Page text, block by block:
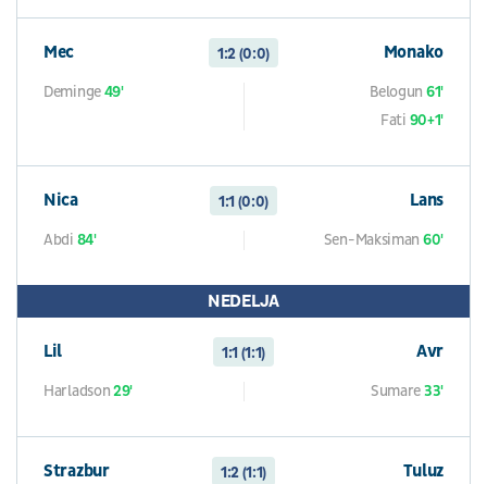
Mec 1:2 (0:0) Monako
Deminge49' Belogun 61'
Fati 90+1'
Nica 1:1 (0:0) Lans
Abdi 84' Sen-Maksiman 60'
NEDELJA
Lil 1:1 (1:1) Avr
Harladson29' Sumare33'
Strazbur 1:2 (1:1) Tuluz